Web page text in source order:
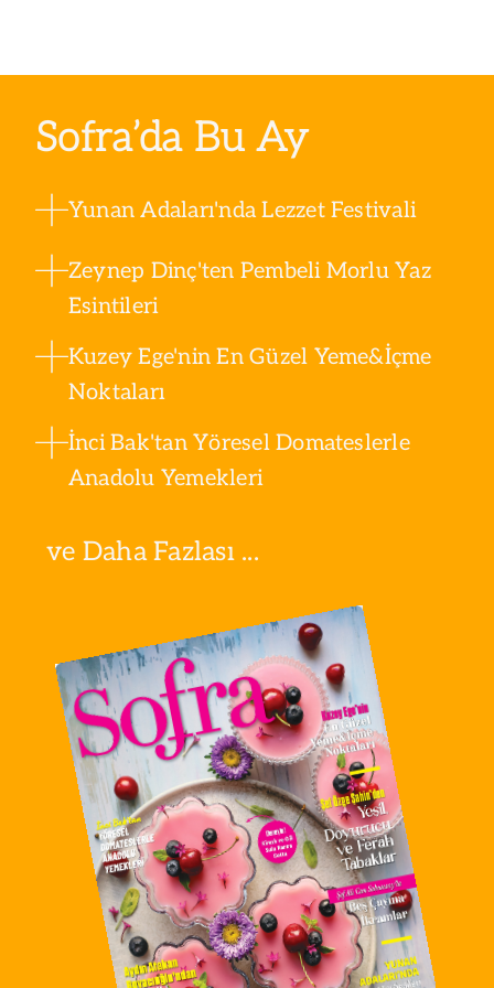
Sofra’da Bu Ay
Yunan Adaları'nda Lezzet Festivali
Zeynep Dinç'ten Pembeli Morlu Yaz
Esintileri
Kuzey Ege'nin En Güzel Yeme&İçme
Noktaları
İnci Bak'tan Yöresel Domateslerle
Anadolu Yemekleri
ve Daha Fazlası ...